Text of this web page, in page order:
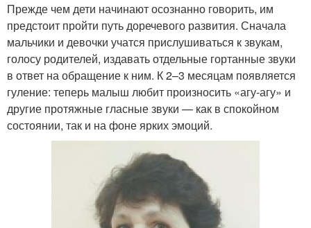
Прежде чем дети начинают осознанно говорить, им
предстоит пройти путь доречевого развития. Сначала
мальчики и девочки учатся прислушиваться к звукам,
голосу родителей, издавать отдельные гортанные звуки
в ответ на обращение к ним. К 2–3 месяцам появляется
гуление: теперь малыш любит произносить «агу-агу» и
другие протяжные гласные звуки — как в спокойном
состоянии, так и на фоне ярких эмоций.